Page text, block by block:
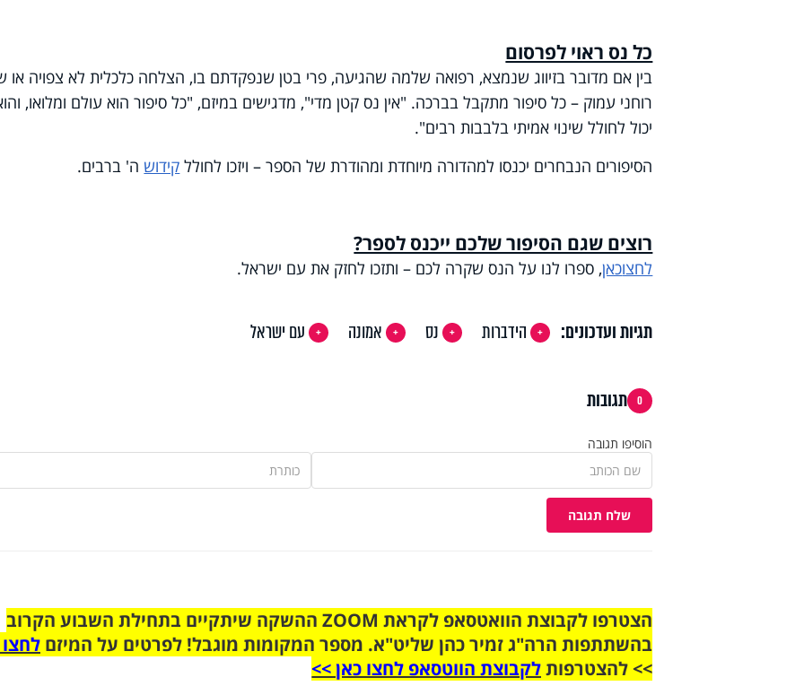
כל נס ראוי לפרסום
בין אם מדובר בזיווג שנמצא, רפואה שלמה שהגיעה, פרי בטן שנפקדתם בו, הצלחה כלכלית לא צפויה או
רוחני עמוק – כל סיפור מתקבל בברכה. "אין נס קטן מדי", מדגישים במיזם, "כל סיפור הוא עולם ומלואו,
יכול לחולל שינוי אמיתי בלבבות רבים".
הסיפורים הנבחרים יכנסו למהדורה מיוחדת ומהודרת של הספר – ויזכו לחולל קידוש ה' ברבים.
רוצים שגם הסיפור שלכם ייכנס לספר?
לחצוכאן, ספרו לנו על הנס שקרה לכם – ותזכו לחזק את עם ישראל.
תגיות ועדכונים: הידברות נס אמונה עם ישראל
0 תגובות
הוסיפו תגובה
שלח תגובה
הצטרפו לקבוצת הוואטסאפ לקראת ZOOM ההשקה שיתקיים בתחילת השבוע הקרוב
בהשתתפות הרה"ג זמיר כהן שליט"א. מספר המקומות מוגבל! לפרטים על המיזם
>> להצטרפותלקבוצת הווטסאפ לחצו כאן >>